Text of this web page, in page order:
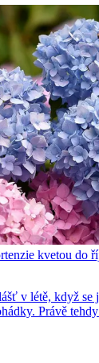
kvetou do
v létě, když se
Právě